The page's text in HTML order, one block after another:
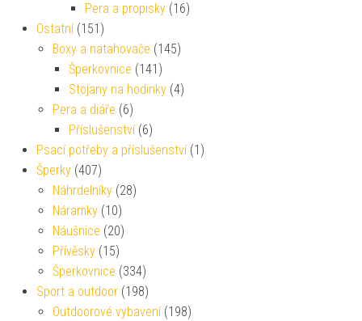
Pera a propisky (16)
Ostatní (151)
Boxy a natahovače (145)
Šperkovnice (141)
Stojany na hodinky (4)
Pera a diáře (6)
Příslušenství (6)
Psací potřeby a příslušenství (1)
Šperky (407)
Náhrdelníky (28)
Náramky (10)
Náušnice (20)
Přívěsky (15)
Šperkovnice (334)
Sport a outdoor (198)
Outdoorové vybavení (198)